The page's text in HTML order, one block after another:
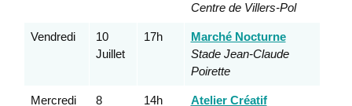
Centre de Villers-Pol
Vendredi
10
Juillet
17h
Marché Nocturne
Stade Jean-Claude
Poirette
Mercredi
8
14h
Atelier Créatif